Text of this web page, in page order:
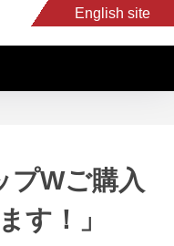
English site
プWご購入
す！」